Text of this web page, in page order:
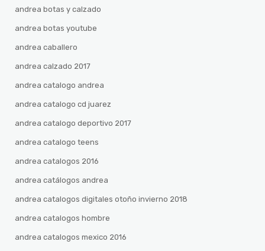
andrea botas y calzado
andrea botas youtube
andrea caballero
andrea calzado 2017
andrea catalogo andrea
andrea catalogo cd juarez
andrea catalogo deportivo 2017
andrea catalogo teens
andrea catalogos 2016
andrea catálogos andrea
andrea catalogos digitales otoño invierno 2018
andrea catalogos hombre
andrea catalogos mexico 2016